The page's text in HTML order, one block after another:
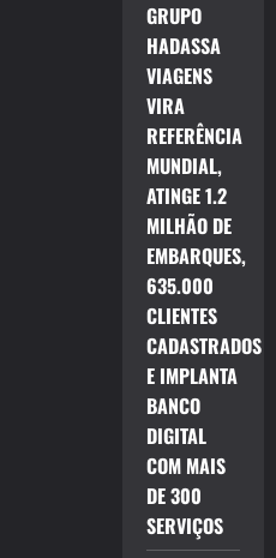
GRUPO
HADASSA
VIAGENS
VIRA
REFERÊNCIA
MUNDIAL,
ATINGE 1.2
MILHÃO DE
EMBARQUES,
635.000
CLIENTES
CADASTRADOS
E IMPLANTA
BANCO
DIGITAL
COM MAIS
DE 300
SERVIÇOS